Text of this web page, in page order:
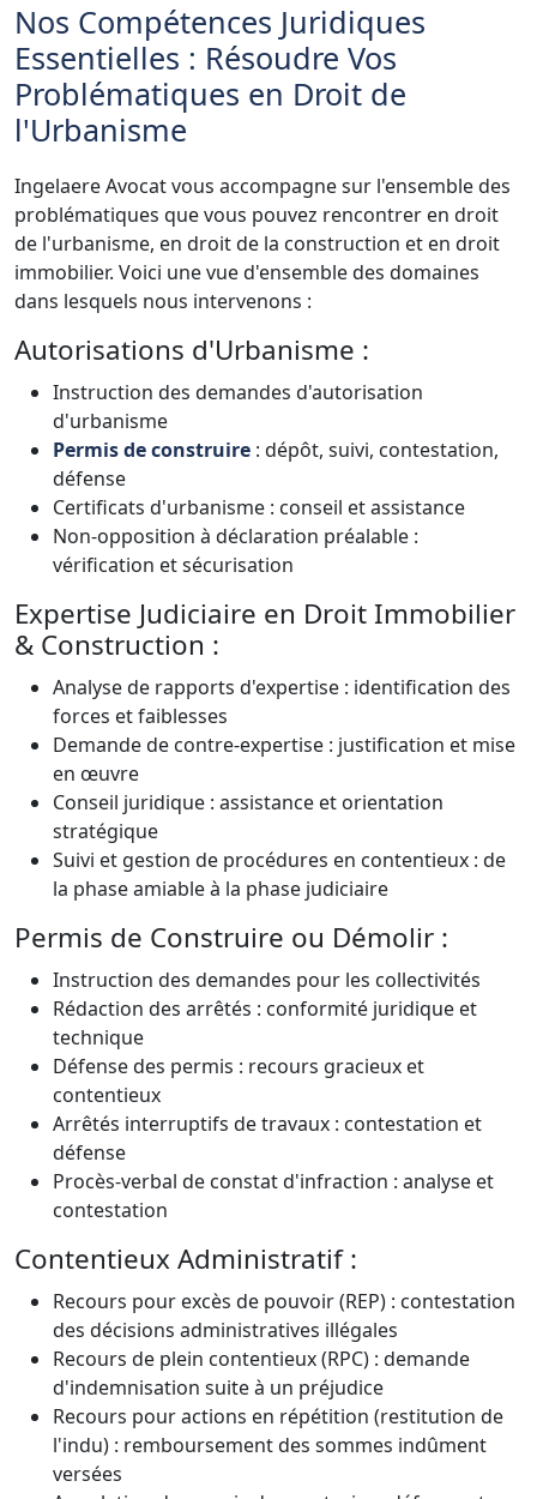
Nos Compétences Juridiques
Essentielles : Résoudre Vos
Problématiques en Droit de
l'Urbanisme
Ingelaere Avocat vous accompagne sur l'ensemble des
problématiques que vous pouvez rencontrer en droit
de l'urbanisme, en droit de la construction et en droit
immobilier. Voici une vue d'ensemble des domaines
dans lesquels nous intervenons :
Autorisations d'Urbanisme :
Instruction des demandes d'autorisation
d'urbanisme
Permis de construire : dépôt, suivi, contestation,
défense
Certificats d'urbanisme : conseil et assistance
Non-opposition à déclaration préalable :
vérification et sécurisation
Expertise Judiciaire en Droit Immobilier
& Construction :
Analyse de rapports d'expertise : identification des
forces et faiblesses
Demande de contre-expertise : justification et mise
en œuvre
Conseil juridique : assistance et orientation
stratégique
Suivi et gestion de procédures en contentieux : de
la phase amiable à la phase judiciaire
Permis de Construire ou Démolir :
Instruction des demandes pour les collectivités
Rédaction des arrêtés : conformité juridique et
technique
Défense des permis : recours gracieux et
contentieux
Arrêtés interruptifs de travaux : contestation et
défense
Procès-verbal de constat d'infraction : analyse et
contestation
Contentieux Administratif :
Recours pour excès de pouvoir (REP) : contestation
des décisions administratives illégales
Recours de plein contentieux (RPC) : demande
d'indemnisation suite à un préjudice
Recours pour actions en répétition (restitution de
l'indu) : remboursement des sommes indûment
versées